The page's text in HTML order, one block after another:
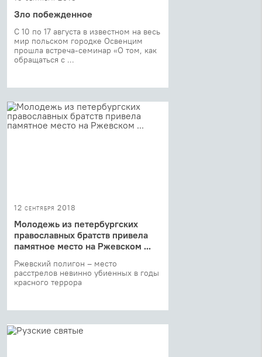
Зло побежденное
C 10 по 17 августа в известном на весь
мир польском городке Освенцим
прошла встреча-семинар «О том, как
обращаться с ...
12 сентября 2018
Молодежь из петербургских
православных братств привела
памятное место на Ржевском ...
Ржевский полигон – место
расстрелов невинно убиенных в годы
красного террора